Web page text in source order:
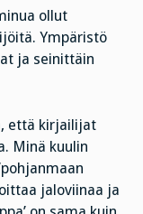
ollut
Ympäristö
ja seinittäin
että kirjailijat
Minä kuulin
jaloviinaa ja